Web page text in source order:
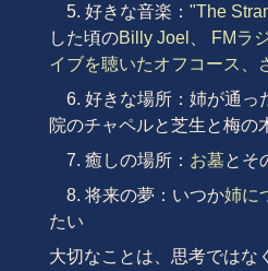
5. 好きな音楽： "The
した頃のBilly Joel
FMラ
イブを聴いたオフコース、
6. 好きな場所：姉が通っ
院のチャペルと芝生と梅の
7. 癒しの場所： お墓とそ
8. 将来の夢：いつか姉に
たい
大切なことは、思考ではな